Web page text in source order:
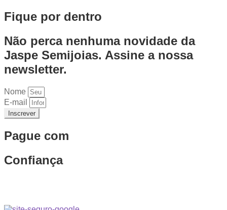
Fique por dentro
Não perca nenhuma novidade da
Jaspe Semijoias. Assine a nossa
newsletter.
Nome
E-mail
Inscrever
Pague com
Confiança